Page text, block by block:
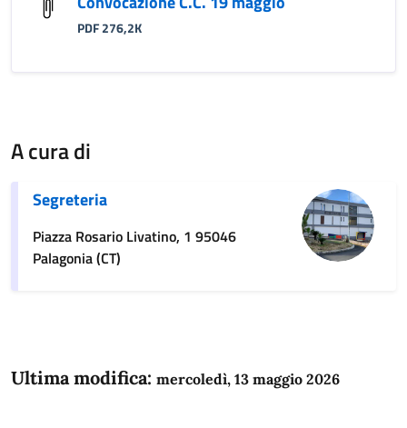
PDF 276,2K
A cura di
Segreteria
Piazza Rosario Livatino, 1 95046
Palagonia (CT)
Ultima modifica: mercoledì, 13 maggio 2026